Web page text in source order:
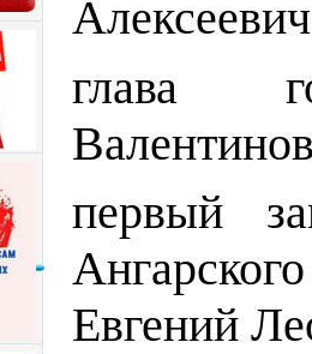
глава
первый
Евгений